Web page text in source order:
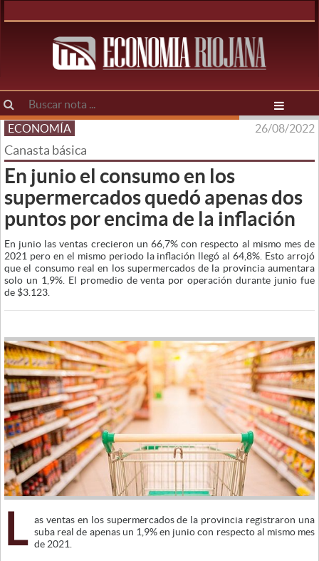
ECONOMÍA 26/08/2022
Canasta básica
En junio el consumo en los
supermercados quedó apenas dos
puntos por encima de la inflación
En junio las ventas crecieron un 66,7% con respecto al mismo mes de
2021 pero en el mismo periodo la inflación llegó al 64,8%. Esto arrojó
que el consumo real en los supermercados de la provincia aumentara
solo un 1,9%. El promedio de venta por operación durante junio fue
de $3.123.
L
as ventas en los supermercados de la provincia registraron una
suba real de apenas un 1,9% en junio con respecto al mismo mes
de 2021.